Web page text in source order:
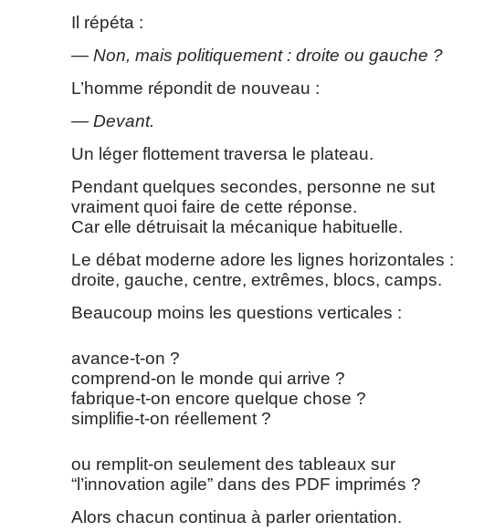
Il répéta :
— Non, mais politiquement : droite ou gauche ?
L’homme répondit de nouveau :
— Devant.
Un léger flottement traversa le plateau.
Pendant quelques secondes, personne ne sut
vraiment quoi faire de cette réponse.
Car elle détruisait la mécanique habituelle.
Le débat moderne adore les lignes horizontales :
droite, gauche, centre, extrêmes, blocs, camps.
Beaucoup moins les questions verticales :
avance-t-on ?
comprend-on le monde qui arrive ?
fabrique-t-on encore quelque chose ?
simplifie-t-on réellement ?
ou remplit-on seulement des tableaux sur
“l’innovation agile” dans des PDF imprimés ?
Alors chacun continua à parler orientation.